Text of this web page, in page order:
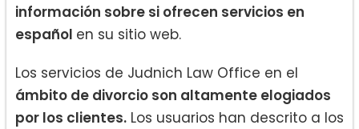
información sobre si ofrecen servicios en
español en su sitio web.
Los servicios de Judnich Law Office en el
ámbito de divorcio son altamente elogiados
por los clientes. Los usuarios han descrito a los